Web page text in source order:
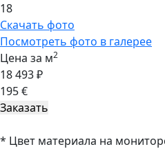
18
Скачать фото
Посмотреть фото в галерее
Цена за м2
18 493 ₽
195 €
* Цвет материала на